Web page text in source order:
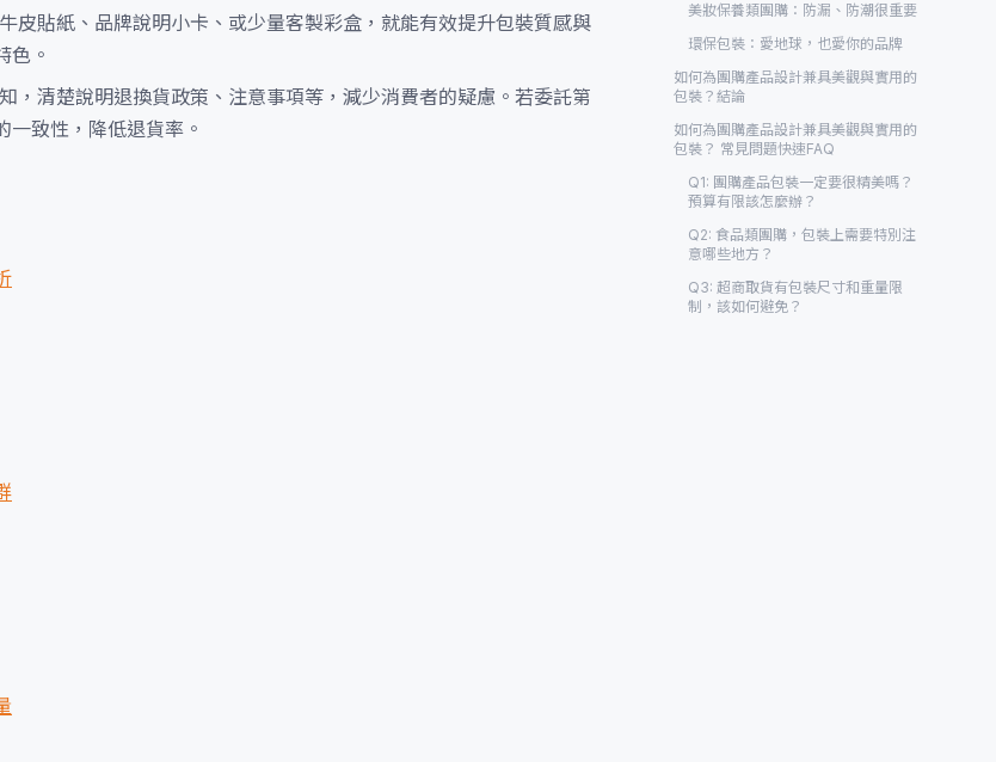
皮貼紙、品牌說明小卡、或少量客製彩盒，就能有效提升包裝質感與
色。
，清楚說明退換貨政策、注意事項等，減少消費者的疑慮。若委託第
致性，降低退貨率。
美妝保養類團購：防漏、防潮很重要
環保包裝：愛地球，也愛你的品牌
如何為團購產品設計兼具美觀與實用的
包裝？結論
如何為團購產品設計兼具美觀與實用的
包裝？ 常見問題快速FAQ
Q1: 團購產品包裝一定要很精美嗎？
預算有限該怎麼辦？
Q2: 食品類團購，包裝上需要特別注
意哪些地方？
Q3: 超商取貨有包裝尺寸和重量限
制，該如何避免？